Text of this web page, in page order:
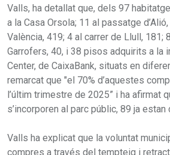
Valls, ha detallat que, dels 97
a la Casa Orsola; 11 al passatge
València, 419; 4 al carrer de Llull, 181;
Garrofers, 40, i 38 pisos adquirits a la
Center, de CaixaBank, situats en
remarcat que "el 70% d’aquestes
l’últim trimestre de 2025” i ha afirmat
s’incorporen al parc públic, 89 ja estan
Valls ha explicat que la voluntat
compres a través del tempteig i